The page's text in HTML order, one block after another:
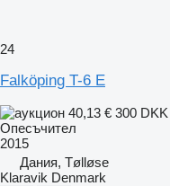
24
Falköping T-6 E
40,13 € 300 DKK
Опесъчител
2015
Дания, Tølløse
Klaravik Denmark